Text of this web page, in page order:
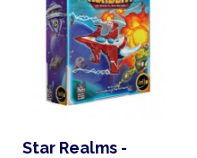
Star Realms -